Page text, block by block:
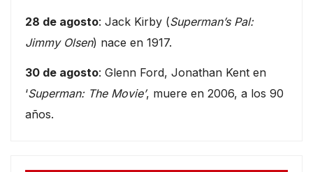
28 de agosto: Jack Kirby (Superman’s Pal:
Jimmy Olsen) nace en 1917.
30 de agosto: Glenn Ford, Jonathan Kent en
‘Superman: The Movie’, muere en 2006, a los 90
años.